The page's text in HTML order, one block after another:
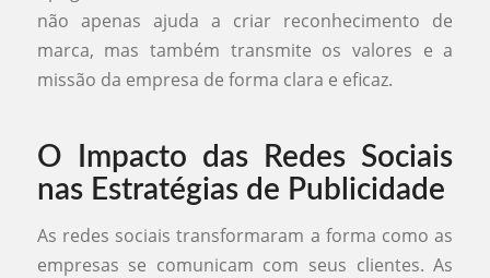
não apenas ajuda a criar reconhecimento de
marca, mas também transmite os valores e a
missão da empresa de forma clara e eficaz.
O Impacto das Redes Sociais
nas Estratégias de Publicidade
As redes sociais transformaram a forma como as
empresas se comunicam com seus clientes. As